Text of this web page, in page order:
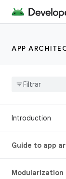
APP
Introduction
Guide to app
Modularization